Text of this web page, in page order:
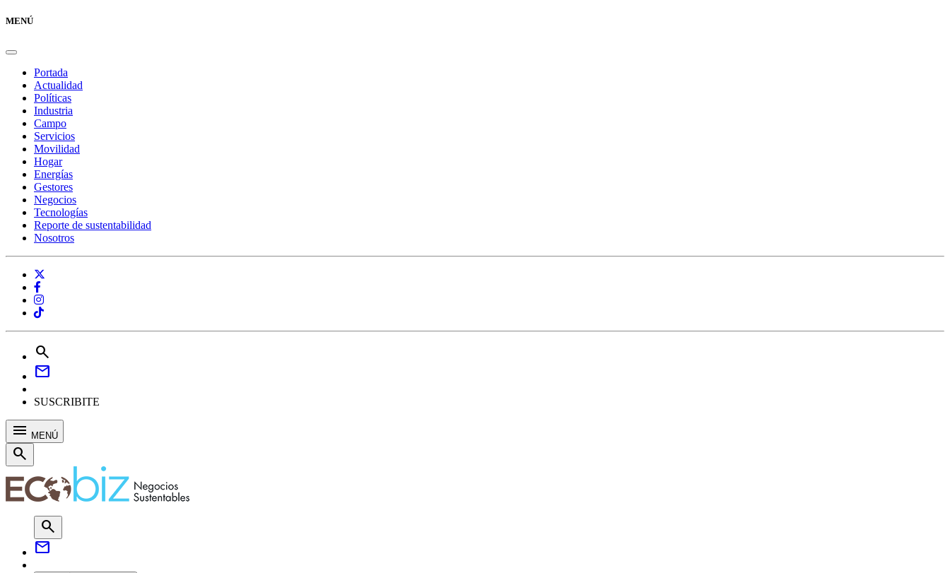
MENÚ
Portada
Actualidad
Políticas
Industria
Campo
Servicios
Movilidad
Hogar
Energías
Gestores
Negocios
Tecnologías
Reporte de sustentabilidad
Nosotros
search
mail
SUSCRIBITE
menu MENÚ
search
search
mail